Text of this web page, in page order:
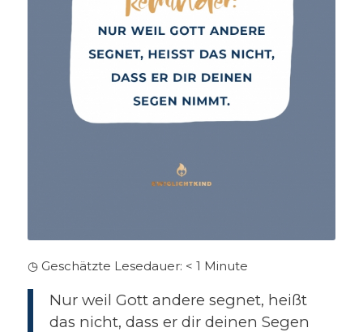
◷ Geschätzte Lesedauer: < 1 Minute
Nur weil Gott andere segnet, heißt
das nicht, dass er dir deinen Segen